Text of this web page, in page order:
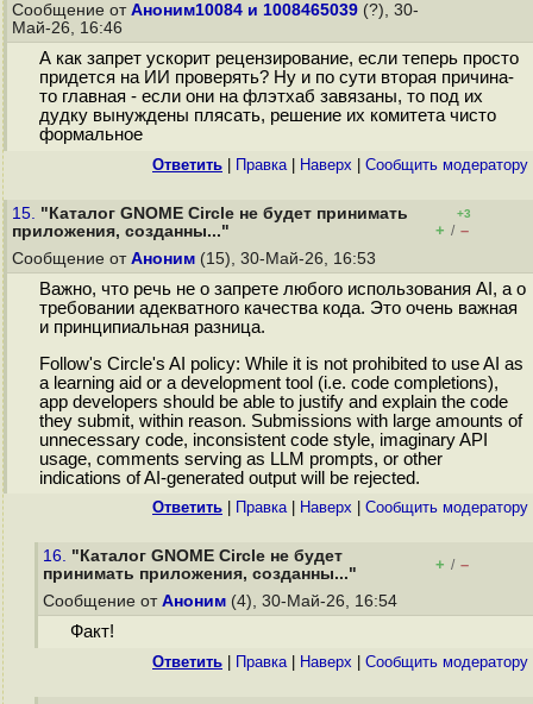
Сообщение от Аноним10084 и 1008465039 (?), 30-
Май-26, 16:46
А как запрет ускорит рецензирование, если теперь просто
придется на ИИ проверять? Ну и по сути вторая причина-
то главная - если они на флэтхаб завязаны, то под их
дудку вынуждены плясать, решение их комитета чисто
формальное
Ответить Правка| Наверх Cообщить модератору
15. "Каталог GNOME Circle не будет принимать
приложения, созданны..."
+3
+ / –
Сообщение от Аноним (15), 30-Май-26, 16:53
Важно, что речь не о запрете любого использования AI, а о
требовании адекватного качества кода. Это очень важная
и принципиальная разница.
Follow's Circle's AI policy: While it is not prohibited to use AI as
a learning aid or a development tool (i.e. code completions),
app developers should be able to justify and explain the code
they submit, within reason. Submissions with large amounts of
unnecessary code, inconsistent code style, imaginary API
usage, comments serving as LLM prompts, or other
indications of AI-generated output will be rejected.
Ответить Правка| Наверх Cообщить модератору
16. "Каталог GNOME Circle не будет
принимать приложения, созданны..."
+ / –
Сообщение от Аноним (4), 30-Май-26, 16:54
Факт!
Ответить Правка| Наверх Cообщить модератору